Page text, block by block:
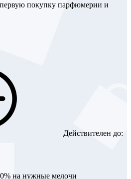
покупку парфюмерии и
Действителен до:
на нужные мелочи